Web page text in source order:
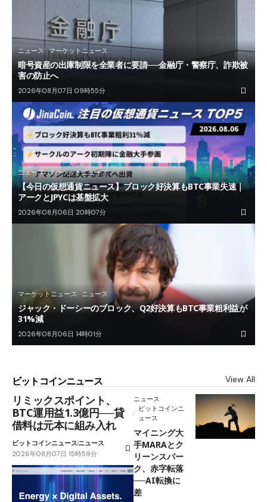
ニュース マーケットニュース
暗号資産の出庫制限を全業者に要請──金融庁・警察庁、詐欺被
害の防止へ
2026年08月07日 09時55分
ニュース マーケットニュース
【今日の仮想通貨ニュース】ブロック好決算もBTC事業失速｜
アークとJPYCは基盤拡大
2026年08月06日 20時07分
マーケットニュース ニュース
ジャック・ドーシーのブロック、Q2好決算もBTC事業粗利益が
31%減
2026年08月06日 14時01分
ビットコインニュース View All
リミックスポイント、
BTC運用益1.3億円──貸
借料は元本に組み入れ
ビットコインニュースニュース
2026年08月07日 15時59分
ニュース
ビットコインニ
ュース
マイニング大
手MARAとク
リーンスパー
ク、赤字転落
──AI転換に
差